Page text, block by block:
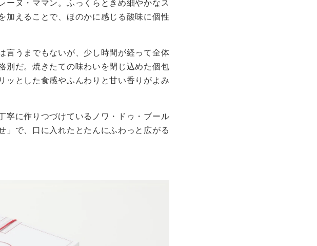
ーヌ・ママン。ふっくらときめ細やかなス
加えることで、ほのかに感じる酸味に個性
言うまでもないが、少し時間が経って全体
別だ。焼きたての味わいを閉じ込めた個包
ッとした食感やふんわりと甘い香りがよみ
寧に作りつづけているノワ・ドゥ・ブール
」で、口に入れたとたんにふわっと広がる